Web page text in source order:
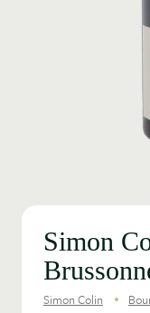
Simon
Simon Colin